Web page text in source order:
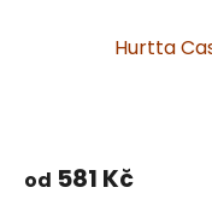
Hurtta
od 581 Kč